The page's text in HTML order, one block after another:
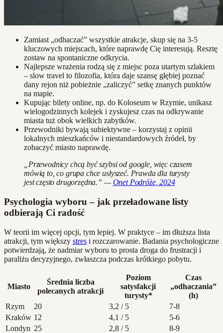
Zamiast „odhaczać” wszystkie atrakcje, skup się na 3-5
kluczowych miejscach, które naprawdę Cię interesują. Resztę
zostaw na spontaniczne odkrycia.
Najlepsze wrażenia rodzą się z miejsc poza utartym szlakiem
– slow travel to filozofia, która daje szansę głębiej poznać
dany rejon niż pobieżnie „zaliczyć” setkę znanych punktów
na mapie.
Kupując bilety online, np. do Koloseum w Rzymie, unikasz
wielogodzinnych kolejek i zyskujesz czas na odkrywanie
miasta tuż obok wielkich zabytków.
Przewodniki bywają subiektywne – korzystaj z opinii
lokalnych mieszkańców i niestandardowych źródeł, by
zobaczyć miasto naprawdę.
„Przewodnicy chcą być szybsi od google, więc czasem
mówią to, co grupa chce usłyszeć. Prawda dla turysty
jest często drugorzędna.” —Onet Podróże, 2024
Psychologia wyboru – jak przeładowane listy
odbierają Ci radość
W teorii im więcej opcji, tym lepiej. W praktyce – im dłuższa lista
atrakcji, tym większy stres i rozczarowanie. Badania psychologiczne
potwierdzają, że nadmiar wyboru to prosta droga do frustracji i
paraliżu decyzyjnego, zwłaszcza podczas krótkiego pobytu.
Miasto
Średnia liczba
polecanych atrakcji
Poziom
satysfakcji
turysty*
Czas
„odhaczania”
(h)
Rzym
20 3,2 / 5
7-8
Kraków 12 4,1 / 5
5-6
Londyn 25 2,8 / 5
8-9